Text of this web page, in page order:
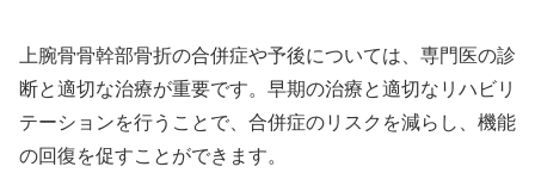
上腕骨骨幹部骨折の合併症や予後については、専門医の診
断と適切な治療が重要です。早期の治療と適切なリハビリ
テーションを行うことで、合併症のリスクを減らし、機能
の回復を促すことができます。